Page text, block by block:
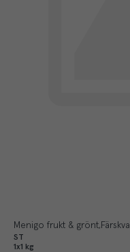
Menigo frukt & grönt
ST
1x1 kg